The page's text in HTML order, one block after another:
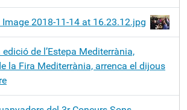
2018-11-14 at 16.23.12.jpg
de l’Estepa Mediterrània,
la Fira Mediterrània, arrenca el dijous